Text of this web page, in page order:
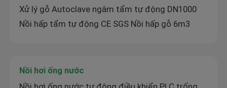
nồi hấp ngâm tẩm
lò khí nóng
Xử lý gỗ Autoclave ngâm tẩm tự động DN1000
Nồi hấp tẩm tự động CE SGS Nồi hấp gỗ 6m3
Nồi hơi ống nước